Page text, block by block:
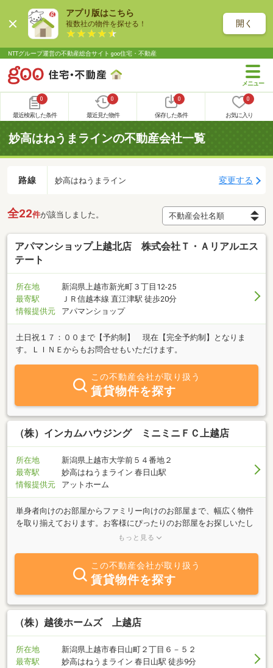
アプリ版はこちら
複数社の物件を探せる！ 開く
NTTグループ運営の不動産総合サイト goo住宅・不動産
0
最近検索した条件
0
最近見た物件
0
保存した条件
0
お気に入り
妙高はねうまラインの不動産会社一覧
路線 妙高はねうまライン 変更する
全22件が該当しました。
アパマンショップ上越北店 株式会社Ｔ・Ａリアルエス
テート
所在地
新潟県上越市新光町３丁目12-25
最寄駅
ＪＲ信越本線 直江津駅 徒歩20分
情報提供元
アパマンショップ
土日祝１７：００まで【予約制】 現在【完全予約制】となりま
す。ＬＩＮＥからもお問合せもいただけます。
この不動産会社が取り扱う
賃貸物件を探す
（株）インカムハウジング ミニミニＦＣ上越店
所在地
新潟県上越市大学前５４番地２
最寄駅
妙高はねうまライン 春日山駅
情報提供元
アットホーム
単身者向けのお部屋からファミリー向けのお部屋まで、幅広く物件
を取り揃えております。お客様にぴったりのお部屋をお探しいたし
ます。弊社は、上越教育大学近くの山麓線沿いにあります。お買い
もっと見る
この不動産会社が取り扱う
賃貸物件を探す
（株）越後ホームズ 上越店
所在地
新潟県上越市春日山町２丁目６－５２
最寄駅
妙高はねうまライン 春日山駅 徒歩9分